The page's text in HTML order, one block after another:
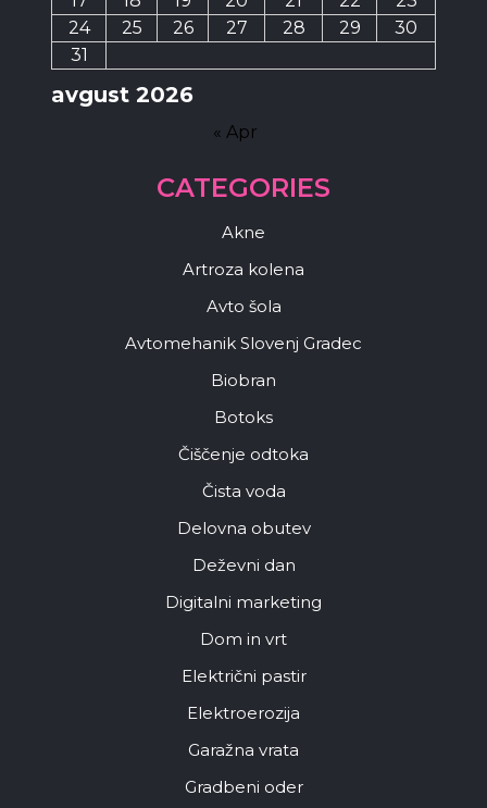
avgust 2026
24
25 26 27 28 29
30
31
« Apr
CATEGORIES
Akne
Artroza kolena
Avto šola
Avtomehanik Slovenj Gradec
Biobran
Botoks
Čiščenje odtoka
Čista voda
Delovna obutev
Deževni dan
Digitalni marketing
Dom in vrt
Električni pastir
Elektroerozija
Garažna vrata
Gradbeni oder